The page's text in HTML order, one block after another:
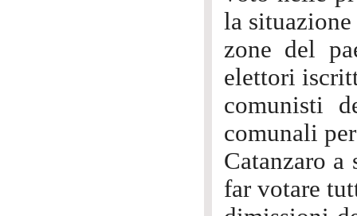
la
zone del
elettori
comunisti
comunali
Catanzaro
far votare